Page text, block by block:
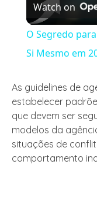
Watch on
O Segredo
Si Mesmo em
As guidelines de
estabelecer
que devem ser
modelos da
situações de
comportamento